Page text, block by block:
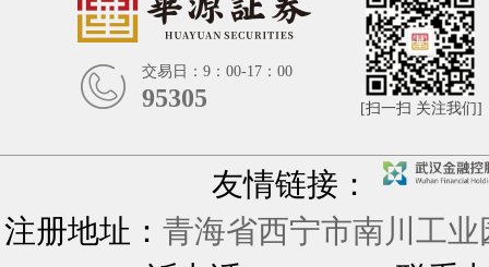
交易日：9：00-17：00
95305 [扫一扫 关注我们]
友情链接：
注册地址： 青海省西宁市南川工